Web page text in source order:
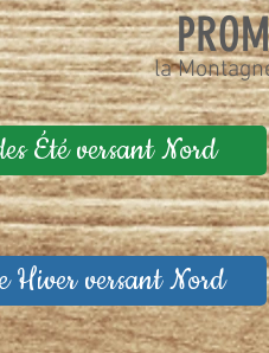
la
Été versant Nord
Hiver versant Nord